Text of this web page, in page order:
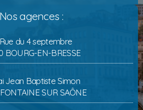
Nos agences :
du 4 septembre
BOURG-EN-BRESSE
Jean Baptiste Simon
SUR SAÔNE